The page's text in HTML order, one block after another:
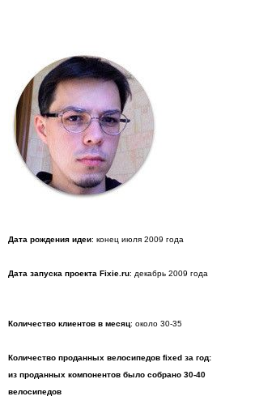
Дата рождения идеи: конец июля 2009 года
Дата запуска проекта Fixie.ru: декабрь 2009 года
Количество клиентов в месяц: около 30-35
Количество проданных велосипедов fixed за год:
из проданных компонентов было собрано 30-40
велосипедов